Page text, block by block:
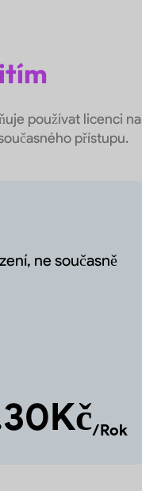
používat licenci na
přístupu.
ne současně
/Rok